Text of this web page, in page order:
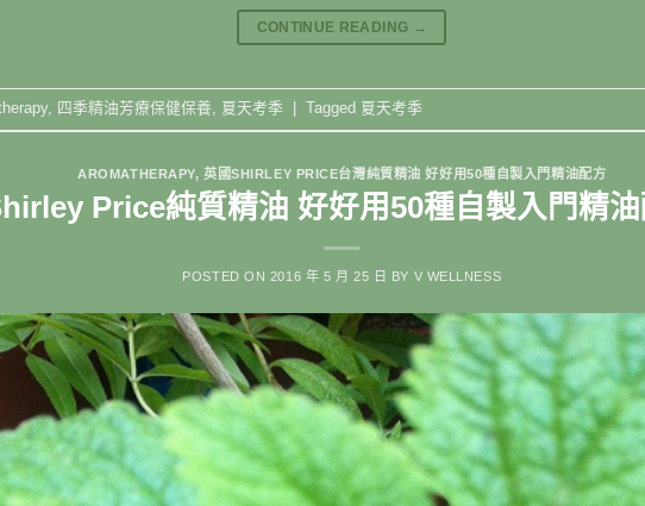
CONTINUE READING →
, 四季精油芳療保健保養, 夏天考季 Tagged 夏天考季
AROMATHERAPY,英國SHIRLEY PRICE台灣純質精油 好好用50種自製入門精油配方
Price純質精油 好好用50種自製入門精
POSTED ON 2016 年 5 月 25 日 BY V WELLNESS